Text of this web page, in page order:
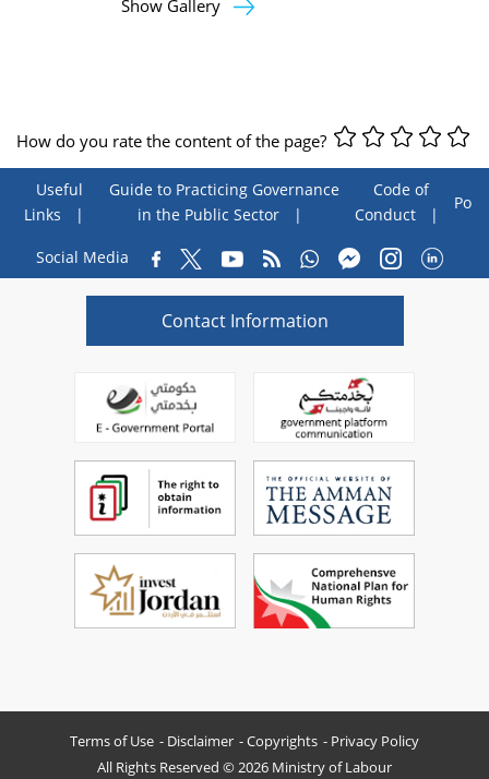
Show Gallery
How do you rate the content of the page?
Useful
Links
Guide to Practicing Governance
in the Public Sector
Code of
Conduct
Poll
Social Media
Contact Information
Terms of Use Disclaimer Copyrights
Privacy Policy
All Rights Reserved © 2026 Ministry of Labour